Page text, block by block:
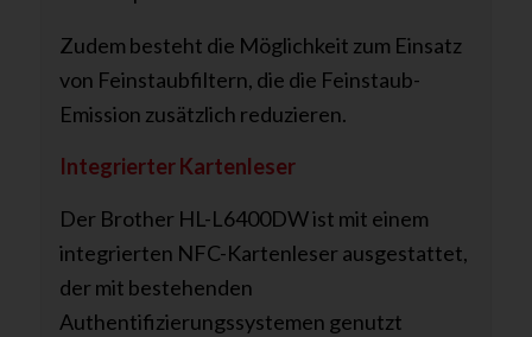
Zudem besteht die Möglichkeit zum Einsatz
von Feinstaubfiltern, die die Feinstaub-
Emission zusätzlich reduzieren.
Integrierter Kartenleser
Der Brother HL-L6400DW ist mit einem
integrierten NFC-Kartenleser ausgestattet,
der mit bestehenden
Authentifizierungssystemen genutzt